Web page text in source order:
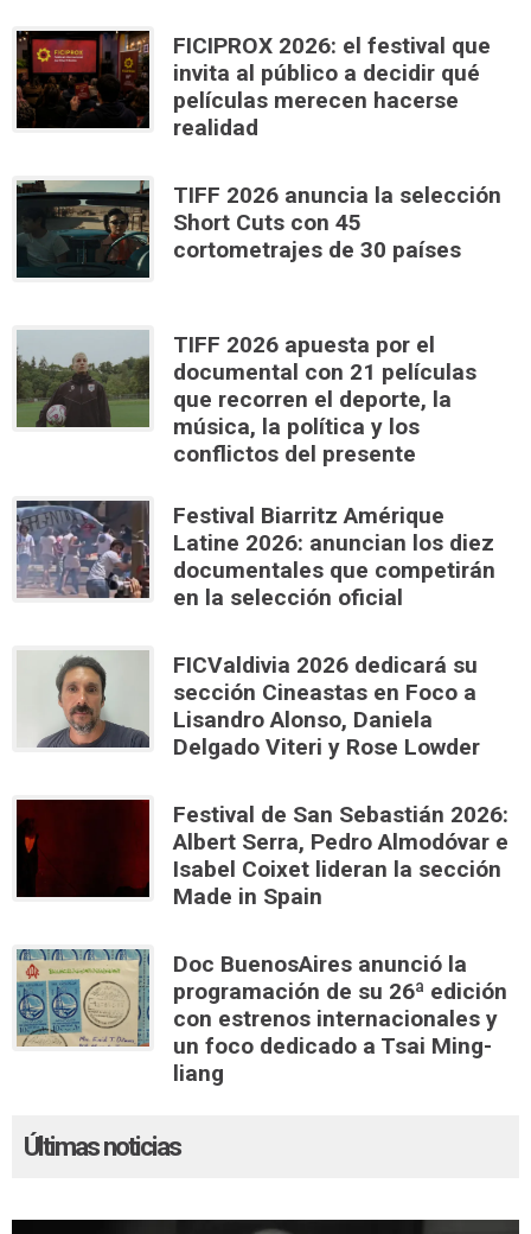
FICIPROX 2026: el festival que
invita al público a decidir qué
películas merecen hacerse
realidad
TIFF 2026 anuncia la selección
Short Cuts con 45
cortometrajes de 30 países
TIFF 2026 apuesta por el
documental con 21 películas
que recorren el deporte, la
música, la política y los
conflictos del presente
Festival Biarritz Amérique
Latine 2026: anuncian los diez
documentales que competirán
en la selección oficial
FICValdivia 2026 dedicará su
sección Cineastas en Foco a
Lisandro Alonso, Daniela
Delgado Viteri y Rose Lowder
Festival de San Sebastián 2026:
Albert Serra, Pedro Almodóvar e
Isabel Coixet lideran la sección
Made in Spain
Doc BuenosAires anunció la
programación de su 26ª edición
con estrenos internacionales y
un foco dedicado a Tsai Ming-
liang
Últimas noticias